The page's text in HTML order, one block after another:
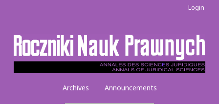
Archives Announcements
Login